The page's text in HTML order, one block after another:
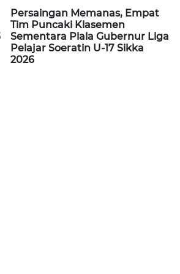
Persaingan Memanas, Empat
Tim Puncaki Klasemen
Sementara Piala Gubernur Liga
Pelajar Soeratin U-17 Sikka
2026